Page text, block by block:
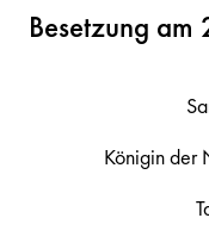
Besetzung
Königin der